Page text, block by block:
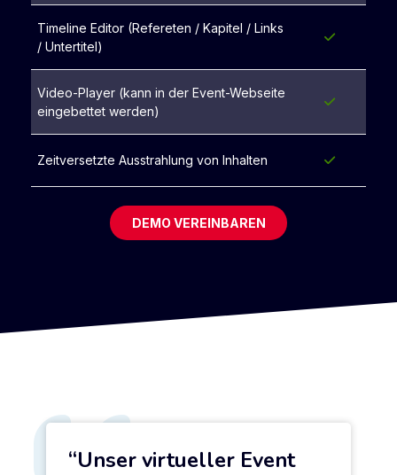
Timeline Editor (Refereten / Kapitel / Links
/ Untertitel)
Video-Player (kann in der Event-Webseite
eingebettet werden)
Zeitversetzte Ausstrahlung von Inhalten
DEMO VEREINBAREN
Unser virtueller Event